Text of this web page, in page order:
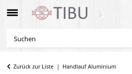
Zurück zur Liste Handlauf Aluminium